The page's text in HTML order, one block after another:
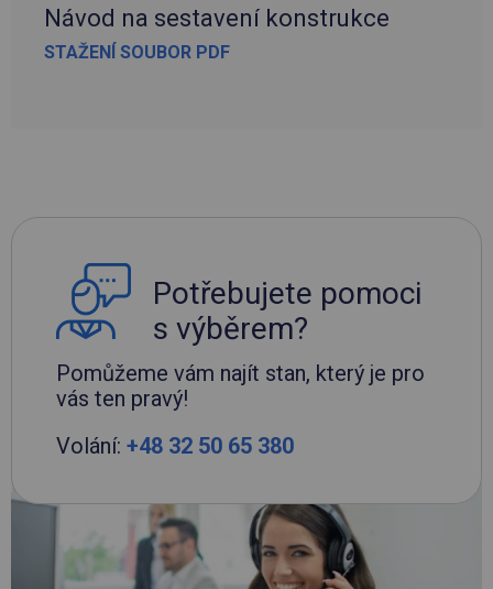
Návod na sestavení konstrukce
STAŽENÍ SOUBOR PDF
Potřebujete pomoci
s výběrem?
Pomůžeme vám najít stan, který je pro
vás ten pravý!
Volání: +48 32 50 65 380